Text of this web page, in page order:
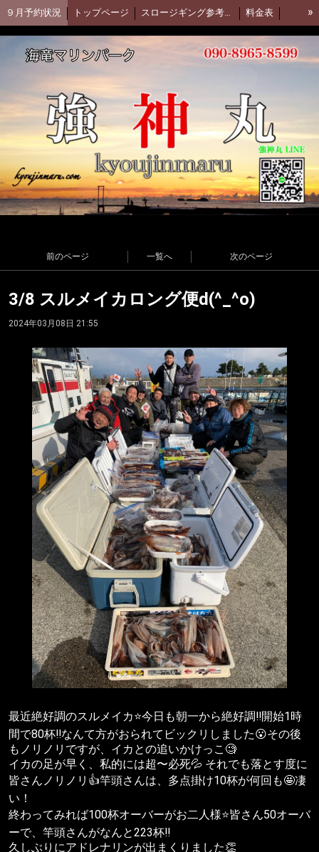
９月予約状況 トップページ スロージギング参考動画(Daiwa) 料金表
集合場所 強神丸 facebook アカムツ釣行動画
強神丸お客様釣果 釣果ブログ(アメブロ)
»
前のページ 一覧へ 次のページ
3/8 スルメイカロング便d(^_^o)
2024年03月08日 21:55
最近絶好調のスルメイカ⭐️今日も朝一から絶好調‼️開始1時
間で80杯‼️なんて方がおられてビックリしました😮その後
もノリノリですが、イカとの追いかけっこ🧐
イカの足が早く、私的には超〜必死💦 それでも落とす度に
皆さんノリノリ👍竿頭さんは、多点掛け10杯が何回も🤩凄
い！
終わってみれば100杯オーバーがお二人様⭐️皆さん50オーバ
ーで、竿頭さんがなんと223杯‼️
久しぶりにアドレナリンが出まくりました👏